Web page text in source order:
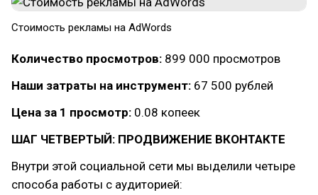
Стоимость рекламы на AdWords
Количество просмотров: 899 000 просмотров
Наши затраты на инструмент: 67 500 рублей
Цена за 1 просмотр: 0.08 копеек
ШАГ ЧЕТВЕРТЫЙ: ПРОДВИЖЕНИЕ ВКОНТАКТЕ
Внутри этой социальной сети мы выделили четыре
способа работы с аудиторией: